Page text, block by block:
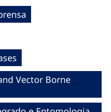
Vector Borne